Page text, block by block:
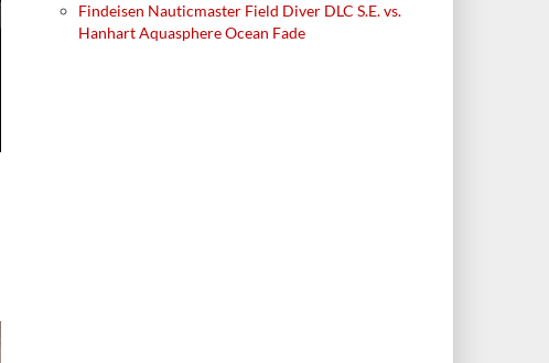
Findeisen Nauticmaster Field Diver DLC S.E. vs.
Hanhart Aquasphere Ocean Fade